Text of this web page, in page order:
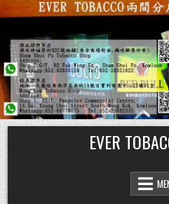
Skip
to
content
EVER